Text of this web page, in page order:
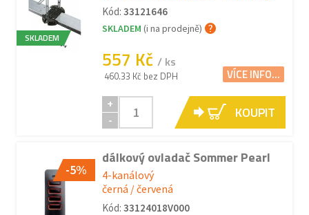
SKLADEM
Kód: 33121646
SKLADEM (i na prodejně)
557 Kč / ks
460.33 Kč bez DPH VÍCE INFO...
+
-
KOUPIT
-5%
dálkový ovladač Sommer Pearl
4-kanálový
černá / červená
Kód: 33124018V000